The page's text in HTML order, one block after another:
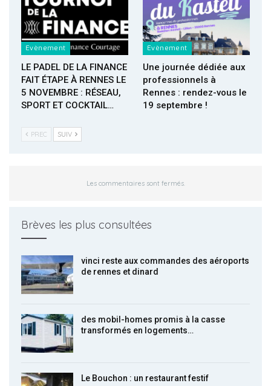
Evènement
LE PADEL DE LA FINANCE
FAIT ÉTAPE À RENNES LE
5 NOVEMBRE : RÉSEAU,
SPORT ET COCKTAIL…
Evènement
Une journée dédiée aux
professionnels à
Rennes : rendez-vous le
19 septembre !
PREC SUIV
Les commentaires sont fermés.
Brèves les plus consultées
vinci reste aux commandes des aéroports
de rennes et dinard
des mobil-homes promis à la casse
transformés en logements…
Le Bouchon : un restaurant festif